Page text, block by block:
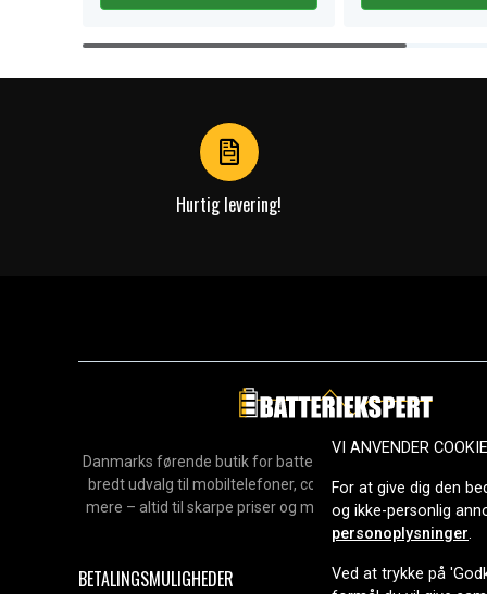
Item
Hurtig levering!
Danmarks førende butik for batterier, opladere og
bredt udvalg til mobiltelefoner, computere, værktøj,
mere – altid til skarpe priser og med hurtig levering.
2006.
BETALINGSMULIGHEDER
VI ANVENDER
For at give dig den
og ikke-personlig
personoplysninger.
Ved at trykke på